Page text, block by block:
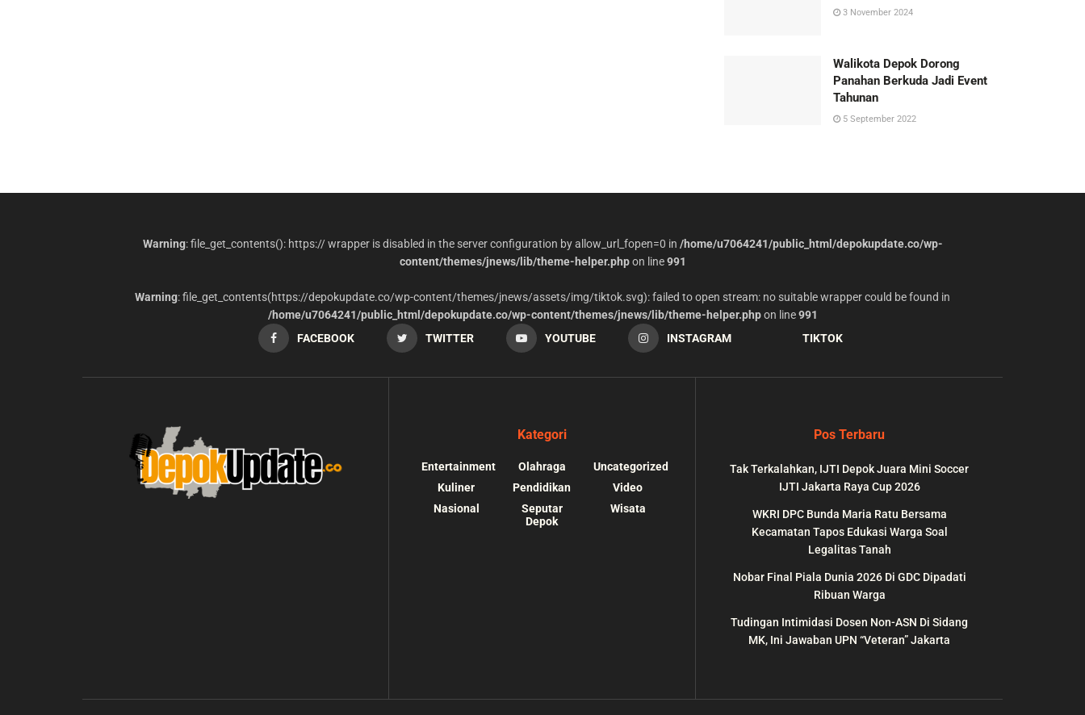
3 November 2024
Walikota Depok Dorong
Panahan Berkuda Jadi Event
Tahunan
5 September 2022
Warning: file_get_contents(): https:// wrapper is disabled in the server configuration by allow_url_fopen=0 in /home/u7064241/public_html/depokupdate.co/wp-
content/themes/jnews/lib/theme-helper.phpon line991
Warning: file_get_contents(https://depokupdate.co/wp-content/themes/jnews/assets/img/tiktok.svg): failed to open stream: no suitable wrapper could be found in
/home/u7064241/public_html/depokupdate.co/wp-content/themes/jnews/lib/theme-helper.phpon line991
FACEBOOK
TWITTER YOUTUBE INSTAGRAM TIKTOK
Kategori
Entertainment
Kuliner
Nasional
Olahraga
Pendidikan
Seputar
Depok
Uncategorized
Video
Wisata
Pos Terbaru
Tak Terkalahkan, IJTI Depok Juara Mini Soccer
IJTI Jakarta Raya Cup 2026
WKRI DPC Bunda Maria Ratu Bersama
Kecamatan Tapos Edukasi Warga Soal
Legalitas Tanah
Nobar Final Piala Dunia 2026 Di GDC Dipadati
Ribuan Warga
Tudingan Intimidasi Dosen Non-ASN Di Sidang
MK, Ini Jawaban UPN “Veteran” Jakarta
/home/u7064241/public_html/depokupdate.co/wp-on 991